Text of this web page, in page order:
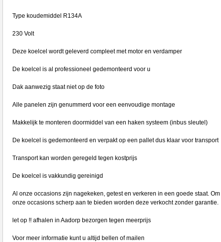
Type koudemiddel R134A
230 Volt
Deze koelcel wordt geleverd compleet met motor en verdamper
De koelcel is al professioneel gedemonteerd voor u
Dak aanwezig staat niet op de foto
Alle panelen zijn genummerd voor een eenvoudige montage
Makkelijk te monteren doormiddel van een haken systeem (inbus sleutel)
De koelcel is gedemonteerd en verpakt op een pallet dus klaar voor transport
Transport kan worden geregeld tegen kostprijs
De koelcel is vakkundig gereinigd
Al onze occasions zijn nagekeken, getest en verkeren in een goede staat. Om
onze occasions scherp aan te bieden worden deze verkocht zonder garantie.
let op !! afhalen in Aadorp bezorgen tegen meerprijs
Voor meer informatie kunt u altijd bellen of mailen